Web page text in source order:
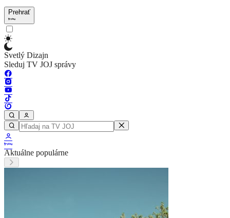
Prehrať
Svetlý Dizajn
Sleduj TV JOJ správy
Aktuálne populárne